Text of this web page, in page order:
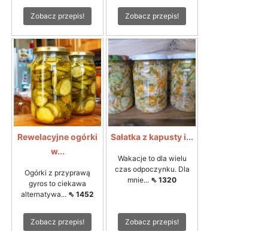
Zobacz przepis! Zobacz przepis!
Rewelacyjne ogórki
w...
Ogórki z przyprawą
gyros to ciekawa
alternatywa... ⇖ 1452
Zobacz przepis!
Sałatka z kapusty i...
Wakacje to dla wielu
czas odpoczynku. Dla
mnie... ⇖ 1320
Zobacz przepis!